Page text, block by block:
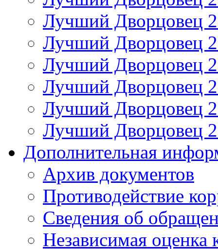
Лучший Дворцовец
Лучший Дворцовец
Лучший Дворцовец
Лучший Дворцовец
Лучший Дворцовец
Лучший Дворцовец
Дополнительная
Архив документов
Противодействие
Сведения об
Независимая оценка